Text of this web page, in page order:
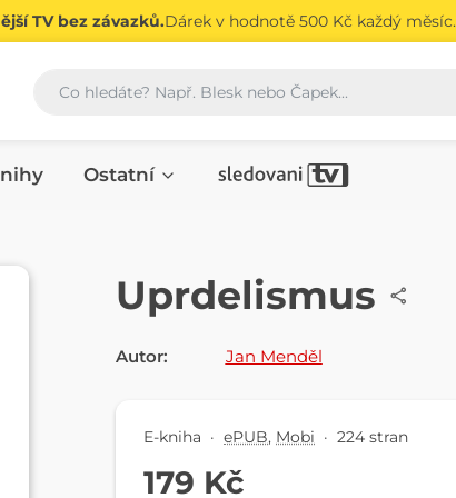
TV bez závazků.Dárek v hodnotě 500 Kč každý měsíc.
Vyhledávání
Ostatní
E-KNIHA
Uprdelismus
Autor: Jan Menděl
E-kniha · ePUB, Mobi · 224 stran
179 Kč